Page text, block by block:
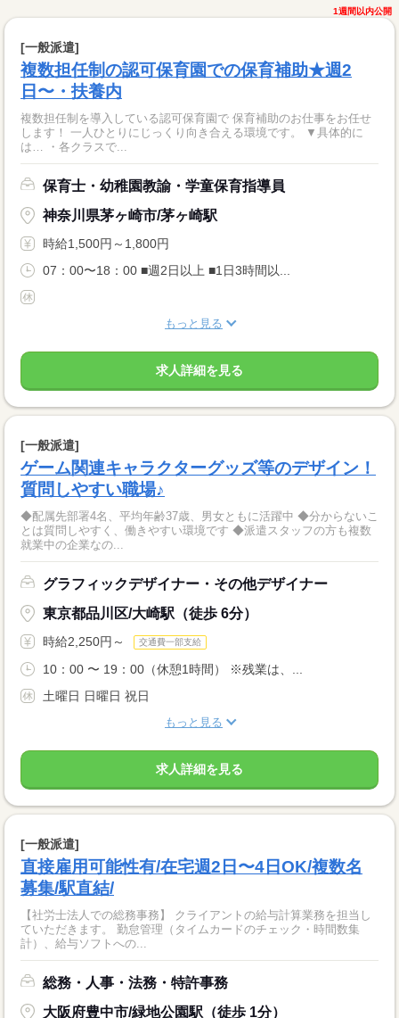
1週間以内公開
[一般派遣]
複数担任制の認可保育園での保育補助★週2
日〜・扶養内
複数担任制を導入している認可保育園で 保育補助のお仕事をお任せ
します！ 一人ひとりにじっくり向き合える環境です。 ▼具体的に
は… ・各クラスで...
保育士・幼稚園教諭・学童保育指導員
神奈川県茅ヶ崎市/茅ヶ崎駅
時給1,500円～1,800円
07：00〜18：00 ■週2日以上 ■1日3時間以...
もっと見る
求人詳細を見る
[一般派遣]
ゲーム関連キャラクターグッズ等のデザイン！
質問しやすい職場♪
◆配属先部署4名、平均年齢37歳、男女ともに活躍中 ◆分からないこ
とは質問しやすく、働きやすい環境です ◆派遣スタッフの方も複数
就業中の企業なの...
グラフィックデザイナー・その他デザイナー
東京都品川区/大崎駅（徒歩 6分）
時給2,250円～ 交通費一部支給
10：00 〜 19：00（休憩1時間） ※残業は、...
土曜日 日曜日 祝日
もっと見る
求人詳細を見る
[一般派遣]
直接雇用可能性有/在宅週2日〜4日OK/複数名
募集/駅直結/
【社労士法人での総務事務】 クライアントの給与計算業務を担当し
ていただきます。 勤怠管理（タイムカードのチェック・時間数集
計）、給与ソフトへの...
総務・人事・法務・特許事務
大阪府豊中市/緑地公園駅（徒歩 1分）